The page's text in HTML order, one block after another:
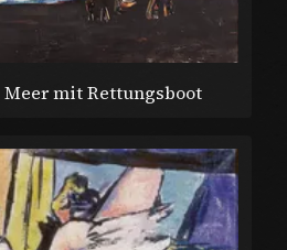
Meer mit Rettungsboot